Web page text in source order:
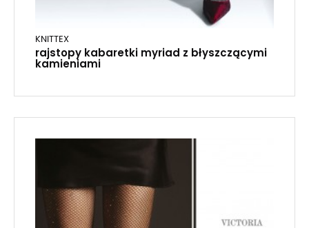
KNITTEX
rajstopy kabaretki myriad z błyszczącymi
kamieniami